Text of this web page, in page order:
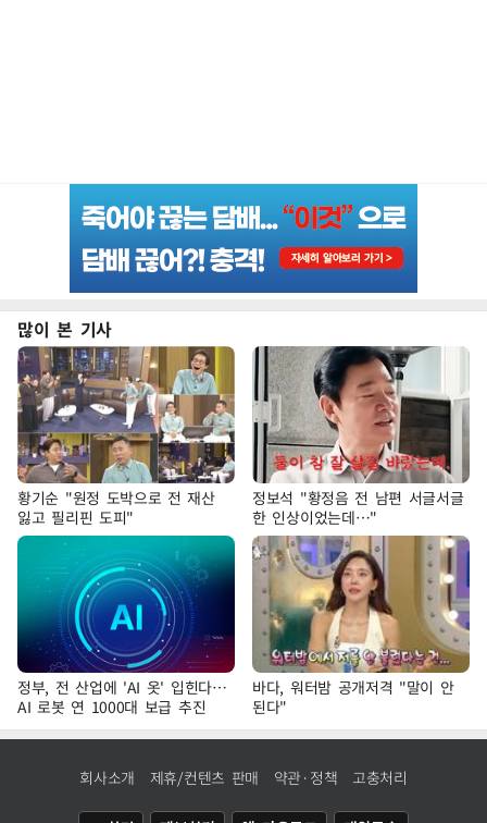
많이 본 기사
황기순 "원정 도박으로 전 재산
잃고 필리핀 도피"
정보석 "황정음 전 남편 서글서글
한 인상이었는데…"
정부, 전 산업에 'AI 옷' 입힌다…
AI 로봇 연 1000대 보급 추진
바다, 워터밤 공개저격 "말이 안
된다"
회사소개 제휴/컨텐츠 판매 약관·정책 고충처리